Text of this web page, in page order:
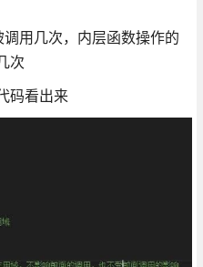
用几次，内层函数操作的
次
码看出来